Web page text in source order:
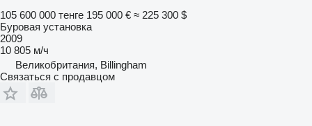
105 600 000 тенге 195 000 € ≈ 225 300 $
Буровая установка
2009
10 805 м/ч
Великобритания, Billingham
Связаться с продавцом